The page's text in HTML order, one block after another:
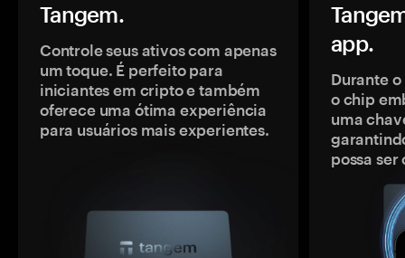
Tangem.
Controle seus ativos com apenas
um toque. É perfeito para
iniciantes em cripto e também
oferece uma ótima experiência
para usuários mais experientes.
app.
Durante
o chip
uma
possa